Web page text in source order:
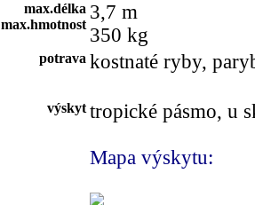
max.délka
max.hmotnost
3,7 m
350 kg
potrava kostnaté ryby,
výskyt tropické pásmo, u
Mapa výskytu: